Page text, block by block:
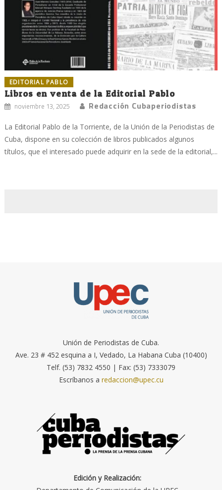
EDITORIAL PABLO
Libros en venta de la Editorial Pablo
noviembre 13, 2025 Redacción Cubaperiodistas
La Editorial Pablo de la Torriente, de la Unión de la Periodistas de
Cuba, dispone en su colección de libros publicados algunos
títulos, que el interesado puede adquirir en la sede de la editorial,...
Unión de Periodistas de Cuba.
Ave. 23 # 452 esquina a I, Vedado, La Habana Cuba (10400)
Telf. (53) 7832 4550 | Fax: (53) 7333079
Escríbanos a redaccion@upec.cu
Edición y Realización: